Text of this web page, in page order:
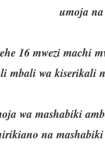
umoja
16 mwezi machi
mbali wa kiserikali
wa mashabiki
na